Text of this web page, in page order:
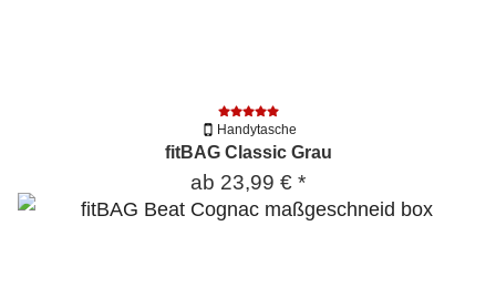
Handytasche
fitBAG Classic Grau
ab 23,99 € *